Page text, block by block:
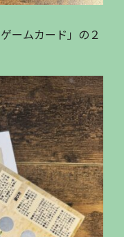
ームカード」の２